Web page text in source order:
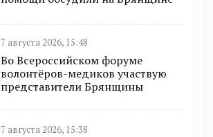
7 августа 2026, 15:48
Во Всероссийском форуме
волонтёров-медиков участвую
представители Брянщины
7 августа 2026, 15:38